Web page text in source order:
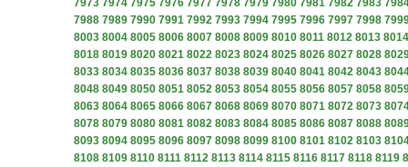
7973 7974 7975 7976 7977 7978 7979 7980 7981 7982 7983
7988 7989 7990 7991 7992 7993 7994 7995 7996 7997 7998
8003 8004 8005 8006 8007 8008 8009 8010 8011 8012 8013 8014
8018 8019 8020 8021 8022 8023 8024 8025 8026 8027 8028
8033 8034 8035 8036 8037 8038 8039 8040 8041 8042 8043
8048 8049 8050 8051 8052 8053 8054 8055 8056 8057 8058
8063 8064 8065 8066 8067 8068 8069 8070 8071 8072 8073
8078 8079 8080 8081 8082 8083 8084 8085 8086 8087 8088
8093 8094 8095 8096 8097 8098 8099 8100 8101 8102 8103
8108 8109 8110 8111 8112 8113 8114 8115 8116 8117 8118 8119